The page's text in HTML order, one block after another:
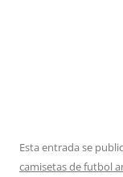
Esta entrada se
camisetas de futbol